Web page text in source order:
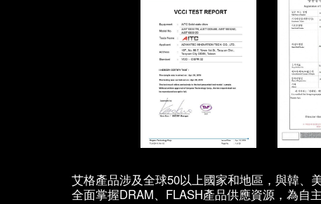
艾格產品涉及全球50以上國家和地區，與韓、
全面掌握DRAM、FLASH產品供應資源，為自